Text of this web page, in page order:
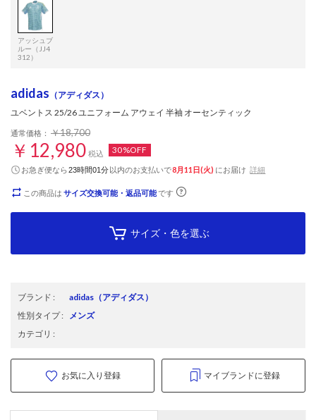
アッシュブ
ルー（JJ4
312）
adidas （アディダス）
ユベントス 25/26 ユニフォーム アウェイ 半袖 オーセンティック
通常価格： ￥18,700
￥12,980 税込 30%OFF
お急ぎ便なら23時間01分以内のお支払いで8月11日(火) にお届け 詳細
この商品は サイズ交換可能・返品可能です
サイズ・色を選ぶ
ブランド : adidas （アディダス）
性別タイプ:
メンズ
カテゴリ :
お気に入り登録 マイブランドに登録